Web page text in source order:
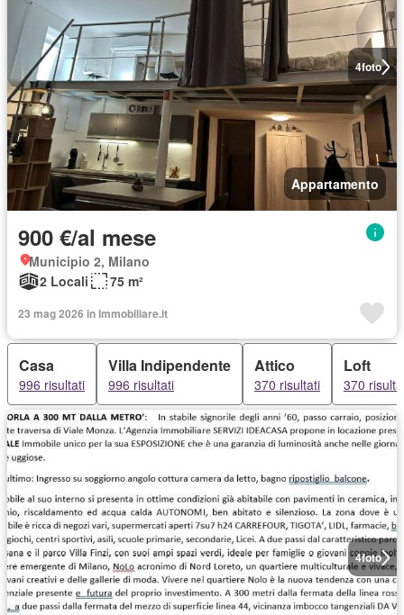
4foto
Appartamento
900 €/al mese
Municipio 2, Milano
2 Locali
75 m²
23 mag 2026 in Immobiliare.it
Casa
996 risultati
Villa Indipendente
996 risultati
Attico
370 risultati
Loft
370
4foto